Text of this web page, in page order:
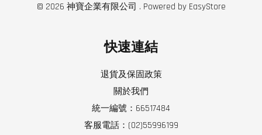
© 2026 神寶企業有限公司 . Powered by EasyStore
快速連結
退貨及保固政策
關於我們
統一編號：66517484
客服電話：(02)55996199